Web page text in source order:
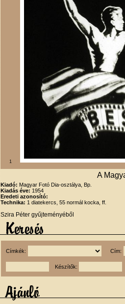
1
A
Kiadó: Magyar Fotó Dia-osztálya, Bp.
Kiadás éve: 1954
Eredeti azonosító:
Technika: 1 diatekercs, 55 normál kocka, ff.
Szira Péter gyűjteményéből
Címkék: Cím:
Készítők: